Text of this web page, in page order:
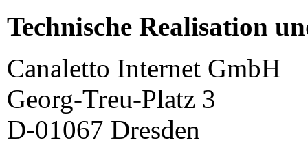
Technische Realisation
Canaletto Internet GmbH
Georg-Treu-Platz 3
D-01067 Dresden